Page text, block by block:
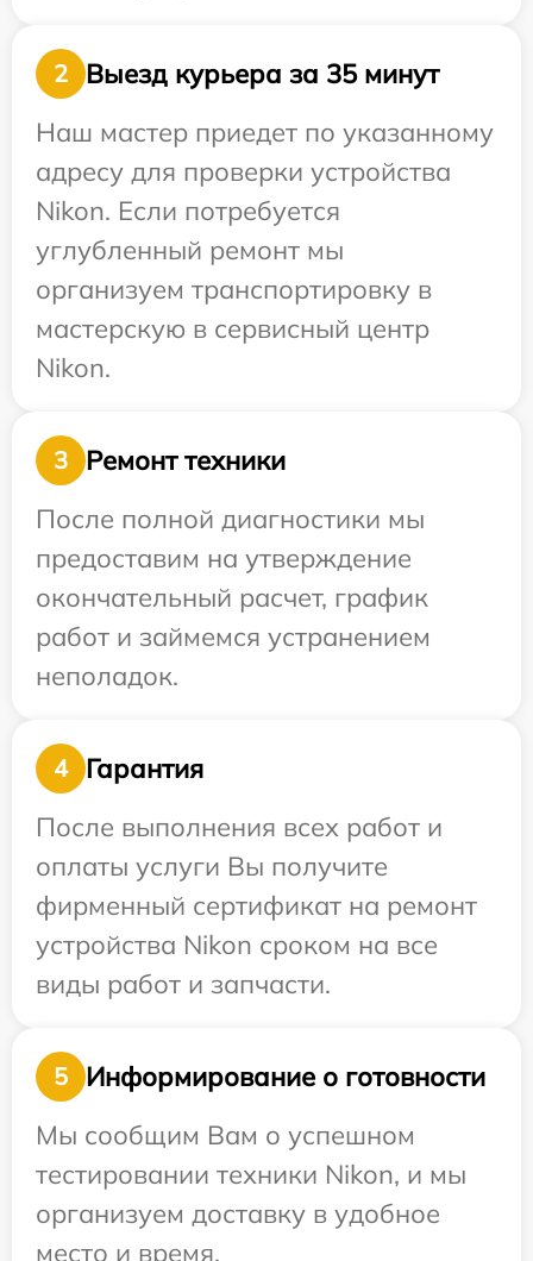
2
Выезд курьера за 35 минут
Наш мастер приедет по указанному
адресу для проверки устройства
Nikon. Если потребуется
углубленный ремонт мы
организуем транспортировку в
мастерскую в сервисный центр
Nikon.
3
Ремонт техники
После полной диагностики мы
предоставим на утверждение
окончательный расчет, график
работ и займемся устранением
неполадок.
4
Гарантия
После выполнения всех работ и
оплаты услуги Вы получите
фирменный сертификат на ремонт
устройства Nikon сроком на все
виды работ и запчасти.
5
Информирование о готовности
Мы сообщим Вам о успешном
тестировании техники Nikon, и мы
организуем доставку в удобное
место и время.